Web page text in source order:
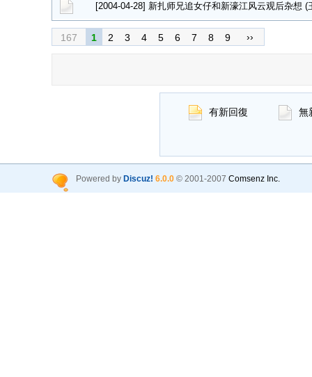
[2004-04-28] 新扎师兄追女仔和新濠江风云观后杂想 (
167 1 2 3 4 5 6 7 8 9 ››
有新回復 無
Powered by Discuz! 6.0.0© 2001-2007 Comsenz Inc.